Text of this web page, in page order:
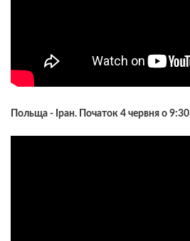
Польща - Іран. Початок 4 червня о 9:30